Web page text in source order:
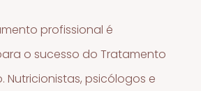
profissional é
o sucesso do Tratamento
Nutricionistas, psicólogos e